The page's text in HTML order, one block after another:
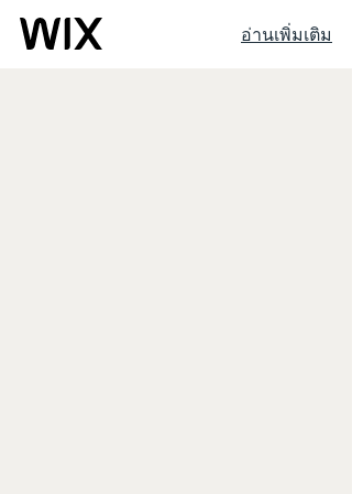
อ่านเพิ่มเติม